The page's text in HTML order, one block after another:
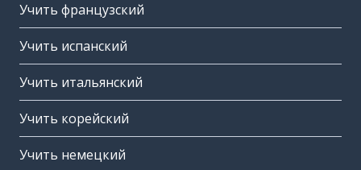
Учить французский
Учить испанский
Учить итальянский
Учить корейский
Учить немецкий